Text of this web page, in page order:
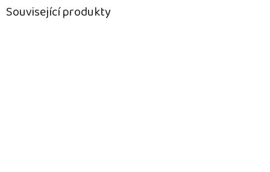
Související produkty